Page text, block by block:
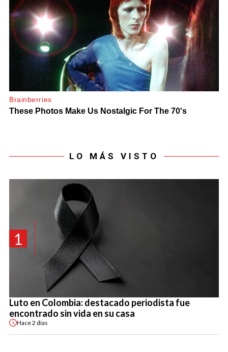
LO MÁS VISTO
1
Luto en Colombia: destacado periodista fue
encontrado sin vida en su casa
Hace2 días